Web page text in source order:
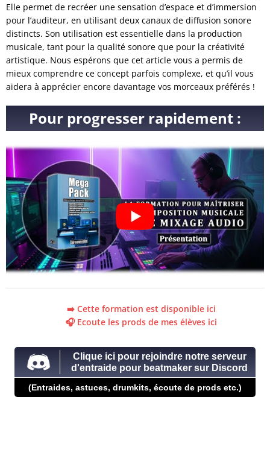
Elle permet de recréer une sensation d’espace et d’immersion
pour l’auditeur, en utilisant deux canaux de diffusion sonore
distincts. Son utilisation est essentielle dans la production
musicale, tant pour la qualité sonore que pour la créativité
artistique. Nous espérons que cet article vous a permis de
mieux comprendre ce concept parfois complexe, et qu’il vous
aidera à apprécier encore davantage vos morceaux préférés !
Pour progresser rapidement :
➡️ Cette formation est disponible ici
🎧 Ecoute les prods de mes élèves ici
Clique ici pour rejoindre notre serveur
d'entraide pour beatmaker sur Discord
(Entraides, astuces, drumkits, écoute de prods etc.)